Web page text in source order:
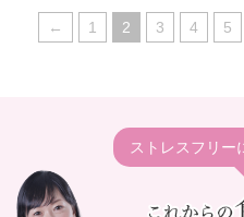
← 1 2 3 4 5
ストレスフリー